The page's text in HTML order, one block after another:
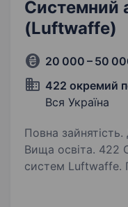
Системний
(Luftwaffe)
20 000 – 50
422 окремий
Вся Україна
Повна
Вища освіта. 422 Окремий полк безпілотних
систем Luftwaffe.